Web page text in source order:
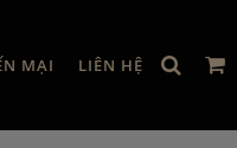
MẠI LIÊN HỆ